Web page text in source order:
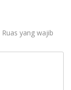
Ruas yang wajib